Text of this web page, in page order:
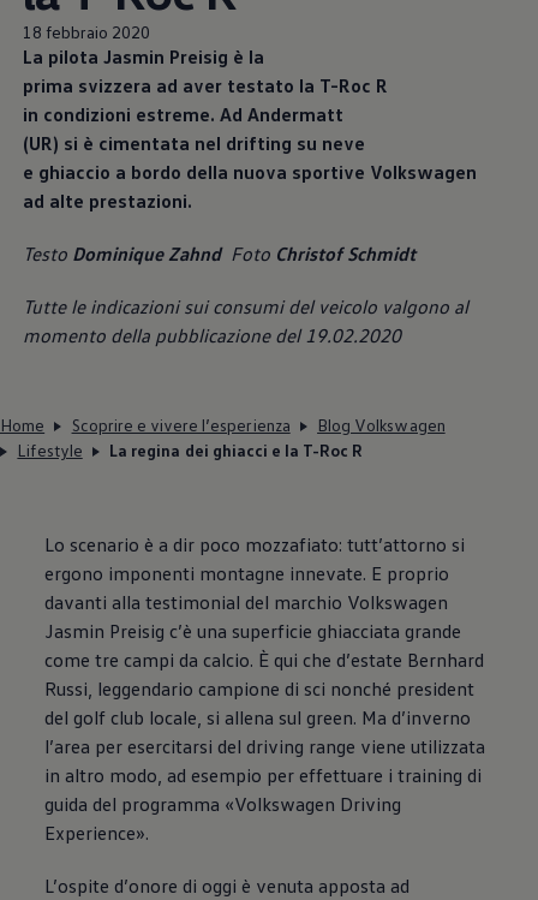
18 febbraio 2020
La pilota Jasmin Preisig è la
prima svizzera ad aver testato la T-Roc R
in condizioni estreme. Ad Andermatt
(UR) si è cimentata nel drifting su neve
e ghiaccio a bordo della nuova sportive Volkswagen
ad alte prestazioni.
Testo Dominique ZahndFoto Christof Schmidt
Tutte le indicazioni sui consumi del veicolo valgono al
momento della pubblicazione del 19.02.2020
Home Scoprire e vivere l’esperienza
Blog Volkswagen
Lifestyle
La regina dei ghiacci e la T-Roc R
Lo scenario è a dir poco mozzafiato: tutt’attorno si
ergono imponenti montagne innevate. E proprio
davanti alla testimonial del marchio Volkswagen
Jasmin Preisig c’è una superficie ghiacciata grande
come tre campi da calcio. È qui che d’estate Bernhard
Russi, leggendario campione di sci nonché president
del golf club locale, si allena sul green. Ma d’inverno
l’area per esercitarsi del driving range viene utilizzata
in altro modo, ad esempio per effettuare i training di
guida del programma «Volkswagen Driving
Experience».
L’ospite d’onore di oggi è venuta apposta ad